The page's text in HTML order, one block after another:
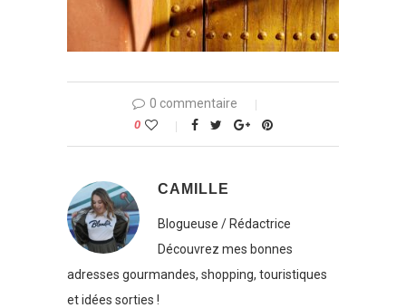
0 commentaire
0
CAMILLE
Blogueuse / Rédactrice
Découvrez mes bonnes
adresses gourmandes, shopping, touristiques
et idées sorties !